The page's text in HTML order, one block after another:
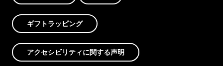
ギフトラッピング
アクセシビリティに関する声明